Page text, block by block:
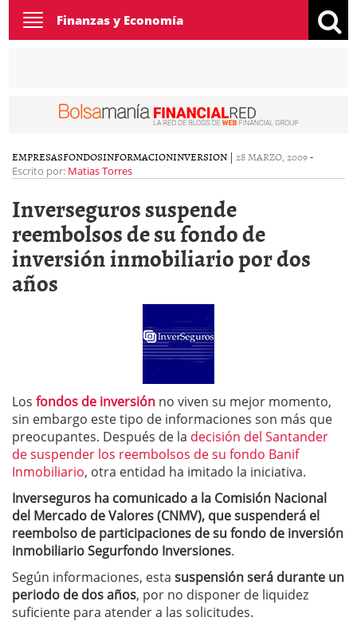
Toggle
navigation
Finanzas y Economía
EMPRESASFONDOSINFORMACIONINVERSION | 28 MARZO, 2009-
Escrito por: Matias Torres
Inverseguros suspende
reembolsos de su fondo de
inversión inmobiliario por dos
años
Los fondos de inversión no viven su mejor momento,
sin embargo este tipo de informaciones son más que
preocupantes. Después de la decisión del Santander
de suspender los reembolsos de su fondo Banif
Inmobiliario, otra entidad ha imitado la iniciativa.
Inverseguros ha comunicado a la Comisión Nacional
del Mercado de Valores (CNMV), que suspenderá el
reembolso de participaciones de su fondo de inversión
inmobiliario Segurfondo Inversiones.
Según informaciones, esta suspensión será durante un
periodo de dos años, por no disponer de liquidez
suficiente para atender a las solicitudes.